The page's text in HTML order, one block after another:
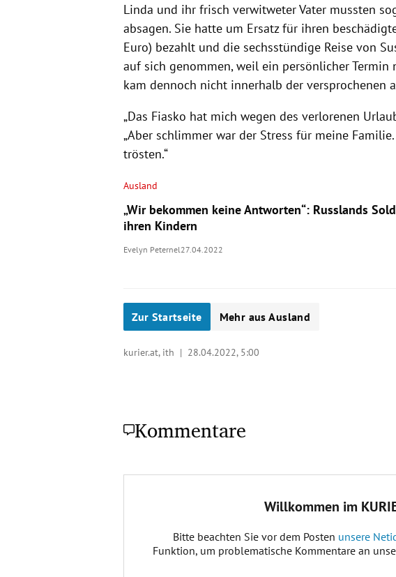
Linda und ihr frisch verwitweter Vater mussten
absagen. Sie hatte um Ersatz für ihren
Euro) bezahlt und die sechsstündige Reise von
auf sich genommen, weil ein persönlicher Termin
kam dennoch nicht innerhalb der versprochenen
„Das Fiasko hat mich wegen des verlorenen
„Aber schlimmer war der Stress für meine
trösten.“
Ausland
„Wir bekommen keine Antworten“: Russlands
ihren Kindern
Evelyn Peternel 27.04.2022
Zur Startseite Mehr aus Ausland
kurier.at, ith | 28.04.2022, 5:00
Kommentare